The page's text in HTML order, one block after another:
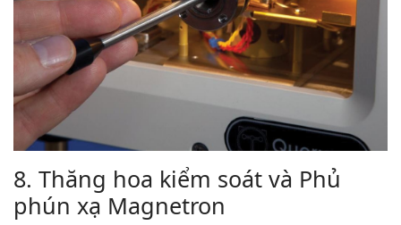
8. Thăng hoa kiểm soát và Phủ
phún xạ Magnetron